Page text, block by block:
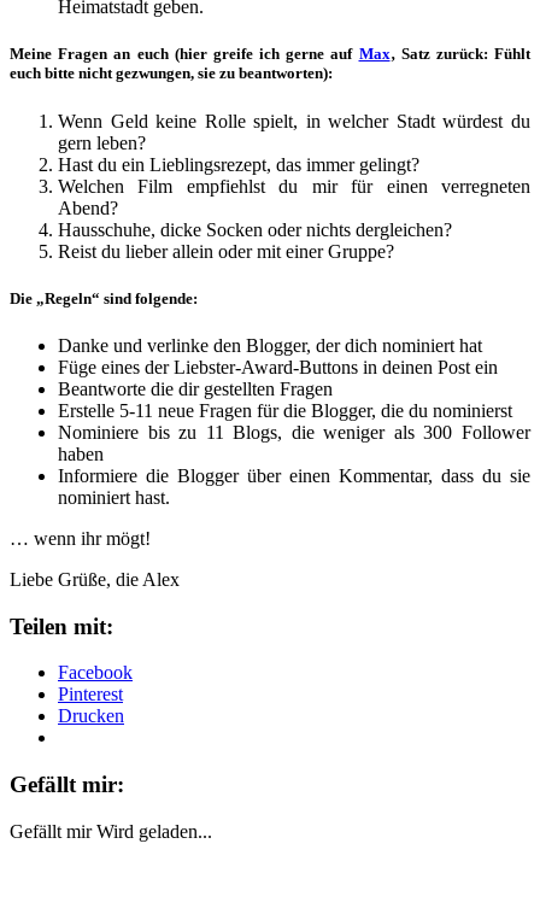
Heimatstadt geben.
Meine Fragen an euch (hier greife ich gerne auf Max‚ Satz zurück: Fühlt
euch bitte nicht gezwungen, sie zu beantworten):
Wenn Geld keine Rolle spielt, in welcher Stadt würdest du
gern leben?
Hast du ein Lieblingsrezept, das immer gelingt?
Welchen Film empfiehlst du mir für einen verregneten
Abend?
Hausschuhe, dicke Socken oder nichts dergleichen?
Reist du lieber allein oder mit einer Gruppe?
Die „Regeln“ sind folgende:
Danke und verlinke den Blogger, der dich nominiert hat
Füge eines der Liebster-Award-Buttons in deinen Post ein
Beantworte die dir gestellten Fragen
Erstelle 5-11 neue Fragen für die Blogger, die du nominierst
Nominiere bis zu 11 Blogs, die weniger als 300 Follower
haben
Informiere die Blogger über einen Kommentar, dass du sie
nominiert hast.
… wenn ihr mögt!
Liebe Grüße, die Alex
Teilen mit:
Facebook
Pinterest
Drucken
Gefällt mir:
Gefällt mir Wird geladen...